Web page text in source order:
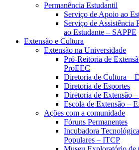
Permanência Estudantil
Serviço de Apoio ao
Serviço de Assistência
ao Estudante – SAPPE
Extensão e Cultura
Extensão na Universidade
Pró-Reitoria de
ProEEC
Diretoria de Cultura –
Diretoria de Esportes
Diretoria de Extensão
Escola de Extensão –
Ações com a comunidade
Fóruns Permanentes
Incubadora
Populares – ITCP